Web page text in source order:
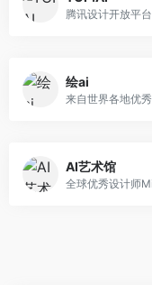
腾讯设计开放平台
绘ai
AI艺术馆